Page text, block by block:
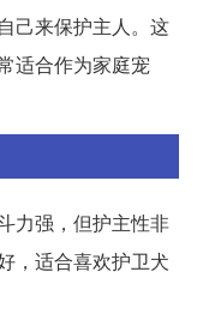
己来保护主人。这
适合作为家庭宠
力强，但护主性非
，适合喜欢护卫犬